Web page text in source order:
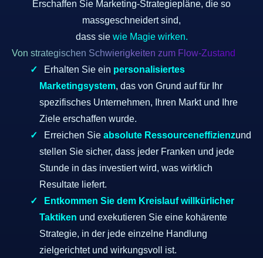
Erschaffen Sie Marketing-Strategiepläne, die so
massgeschneidert sind,
dass sie wie Magie wirken.
Von strategischen Schwierigkeiten zum Flow-Zustand
Erhalten Sie ein personalisiertes
Marketingsystem, das von Grund auf für Ihr
spezifisches Unternehmen, Ihren Markt und Ihre
Ziele erschaffen wurde.
Erreichen Sie absolute Ressourceneffizienzund
stellen Sie sicher, dass jeder Franken und jede
Stunde in das investiert wird, was wirklich
Resultate liefert.
Entkommen Sie dem Kreislauf willkürlicher
Taktiken und exekutieren Sie eine kohärente
Strategie, in der jede einzelne Handlung
zielgerichtet und wirkungsvoll ist.